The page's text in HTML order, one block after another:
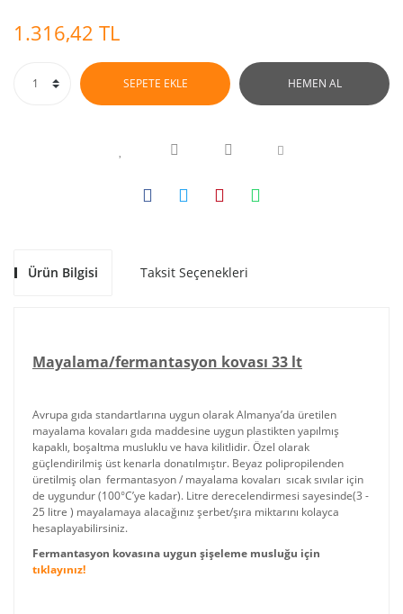
1.316,42 TL
SEPETE EKLE HEMEN AL
Ürün Bilgisi Taksit Seçenekleri
Mayalama/fermantasyon kovası 33 lt
Avrupa gıda standartlarına uygun olarak Almanya’da üretilen
mayalama kovaları gıda maddesine uygun plastikten yapılmış
kapaklı, boşaltma musluklu ve hava kilitlidir. Özel olarak
güçlendirilmiş üst kenarla donatılmıştır. Beyaz polipropilenden
üretilmiş olan fermantasyon / mayalama kovaları sıcak sıvılar için
de uygundur (100°C’ye kadar). Litre derecelendirmesi sayesinde(3 -
25 litre ) mayalamaya alacağınız şerbet/şıra miktarını kolayca
hesaplayabilirsiniz.
Fermantasyon kovasına uygun şişeleme musluğu için
tıklayınız!